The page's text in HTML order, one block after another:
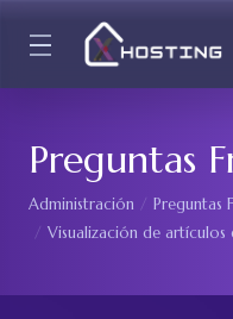
Preguntas
Administración
Preguntas
Visualización de